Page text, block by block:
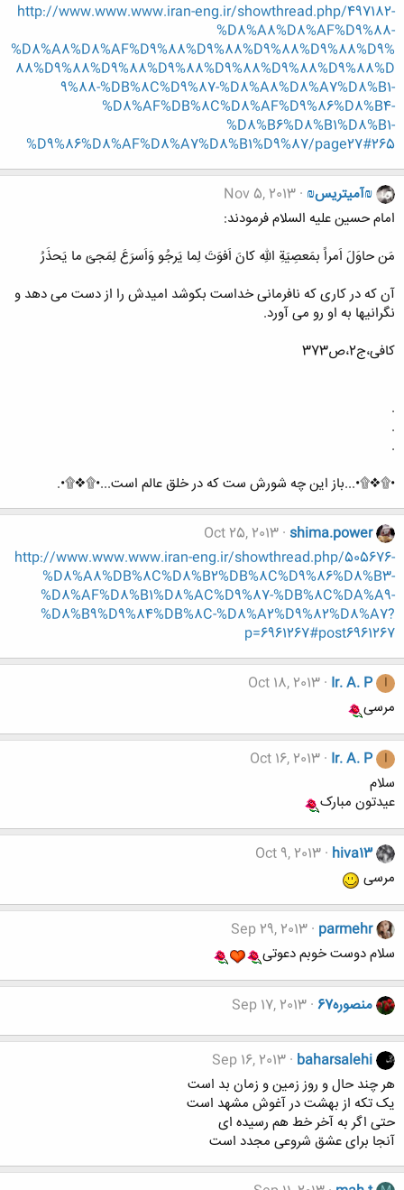
http://www.www.www.iran-eng.ir/showthread.php/497182-
%D8%A8%D8%AF%D9%88-
%D8%A8%D8%AF%D9%88%D9%88%D9%88%D9%88%D9%
88%D9%88%D9%88%D9%88%D9%88%D9%88%D9%88%D
9%88-%DB%8C%D9%87-%D8%A8%D8%A7%D8%B1-
%D8%AF%DB%8C%D8%AF%D9%86%D8%B4-
%D8%B6%D8%B1%D8%B1-
%D9%86%D8%AF%D8%A7%D8%B1%D9%87/page27#265
₪آمیتریس₪ Nov 5, 2013
امام حسین علیه السلام فرمودند:
مَن حاوَلَ اَمراً بمَعصِیَةِ اللهِ کانَ اَفوَتَ لِما یَرجُو وَاَسرَعَ لِمَجئ ما یَحذَرُ
آن که در کاری که نافرمانی خداست بکوشد امیدش را از دست می دهد و
نگرانیها به او رو می آورد.
کافی،ج2،ص373
.
.
.
•۩❖۩•...باز این چه شورش ست که در خلق عالم است...•۩❖۩•.
shima.power
Oct 25, 2013
http://www.www.www.iran-eng.ir/showthread.php/505676-
%D8%A8%DB%8C%D8%B2%DB%8C%D9%86%D8%B3-
%D8%AF%D8%B1%D8%AC%D9%87-%DB%8C%DA%A9-
%D8%B9%D9%84%DB%8C-%D8%A2%D9%82%D8%A7?
p=6961267#post6961267
I
Ir. A. P
Oct 18, 2013
مرسی
I
Ir. A. P
Oct 16, 2013
سلام
عیدتون مبارک
hiva13
Oct 9, 2013
مرسی
parmehr
Sep 29, 2013
سلام دوست خوبم دعوتی
منصوره67 Sep 17, 2013
baharsalehi
Sep 16, 2013
هر چند حال و روز زمین و زمان بد است
یک تکه از بهشت در آغوش مشهد است
حتی اگر به آخر خط هم رسیده ای
آنجا برای عشق شروعی مجدد است